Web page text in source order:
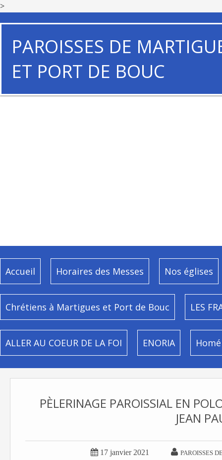
>
PAROISSES DE
ET PORT DE BOUC
Accueil Horaires des Messes Nos églises
Chrétiens à Martigues et Port de Bouc LES
ALLER AU COEUR DE LA FOI ENORIA
PÈLERINAGE PAROISSIAL EN
JEAN
 17 janvier 2021  PAROISSES